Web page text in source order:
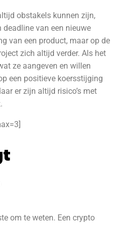
obstakels kunnen zijn,
van een nieuwe
van een product, maar op de
zich altijd verder. Als het
ze aangeven en willen
een positieve koersstijging
er zijn altijd risico’s met
om te weten. Een crypto